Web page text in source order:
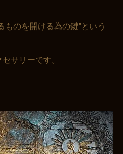
ものを開ける為の鍵"という
サリーです。